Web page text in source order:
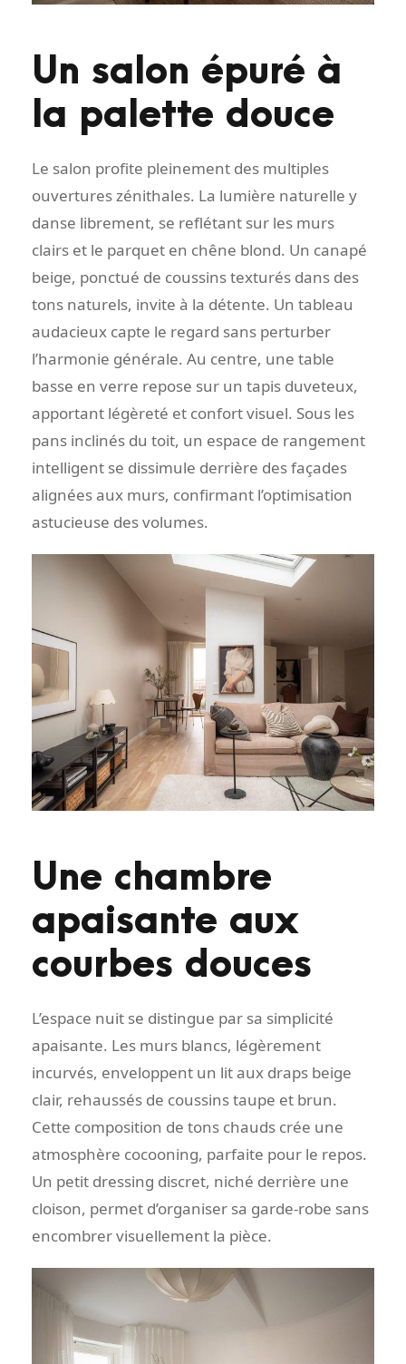
Un salon épuré à
la palette douce
Le salon profite pleinement des multiples
ouvertures zénithales. La lumière naturelle y
danse librement, se reflétant sur les murs
clairs et le parquet en chêne blond. Un canapé
beige, ponctué de coussins texturés dans des
tons naturels, invite à la détente. Un tableau
audacieux capte le regard sans perturber
l’harmonie générale. Au centre, une table
basse en verre repose sur un tapis duveteux,
apportant légèreté et confort visuel. Sous les
pans inclinés du toit, un espace de rangement
intelligent se dissimule derrière des façades
alignées aux murs, confirmant l’optimisation
astucieuse des volumes.
Une chambre
apaisante aux
courbes douces
L’espace nuit se distingue par sa simplicité
apaisante. Les murs blancs, légèrement
incurvés, enveloppent un lit aux draps beige
clair, rehaussés de coussins taupe et brun.
Cette composition de tons chauds crée une
atmosphère cocooning, parfaite pour le repos.
Un petit dressing discret, niché derrière une
cloison, permet d’organiser sa garde-robe sans
encombrer visuellement la pièce.